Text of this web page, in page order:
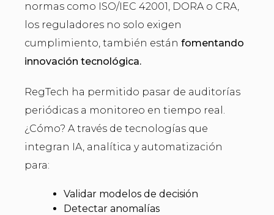
normas como ISO/IEC 42001, DORA o CRA,
los reguladores no solo exigen
cumplimiento, también están fomentando
innovación tecnológica.
RegTech ha permitido pasar de auditorías
periódicas a monitoreo en tiempo real.
¿Cómo? A través de tecnologías que
integran IA, analítica y automatización
para:
Validar modelos de decisión
Detectar anomalías